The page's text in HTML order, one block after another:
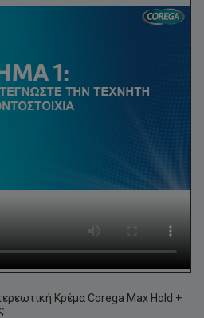
Κρέμα Corega Max Hold +